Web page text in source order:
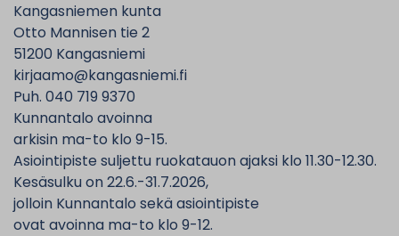
Kangasniemen kunta
Otto Mannisen tie 2
51200 Kangasniemi
kirjaamo@kangasniemi.fi
Puh. 040 719 9370
Kunnantalo avoinna
arkisin ma-to klo 9-15.
Asiointipiste suljettu ruokatauon ajaksi klo 11.30-12.30.
Kesäsulku on 22.6.-31.7.2026,
jolloin Kunnantalo sekä asiointipiste
ovat avoinna ma-to klo 9-12.